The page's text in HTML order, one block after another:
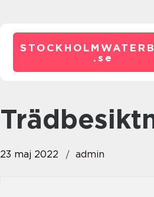
. se
23 maj 2022 admin